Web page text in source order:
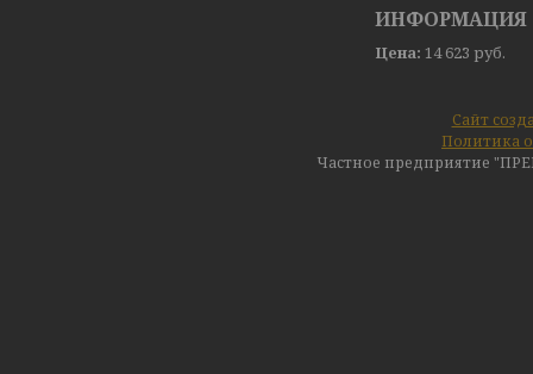
ИНФОРМАЦИЯ
Цена: 14 623 руб.
Сайт
Политика
Частное предприятие